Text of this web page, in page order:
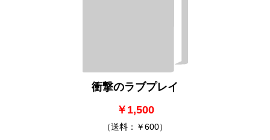
衝撃のラブプレイ
￥1,500
（送料：￥600）